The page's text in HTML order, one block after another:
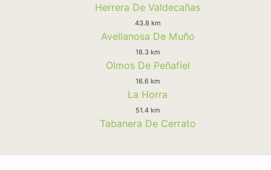
Herrera De Valdecañas
43.8 km
Avellanosa De Muño
18.3 km
Olmos De Peñafiel
16.6 km
La Horra
51.4 km
Tabanera De Cerrato